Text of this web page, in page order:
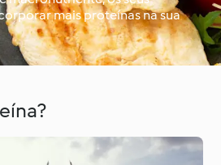
Aprenda com o
Cookidoo®
mais proteínas na sua